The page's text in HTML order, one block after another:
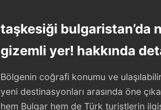
taşkesiği bulgaristan’da
gizemli yer! hakkında
Bölgenin coğrafi konumu ve
yeni destinasyonları arasında öne
hem Bulgar hem de Türk turistlerin